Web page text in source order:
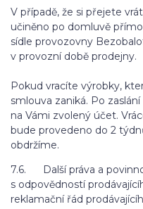
V případě, že si přejete
učiněno po domluvě
sídle provozovny
v provozní době prodejny.
Pokud vracíte výrobky,
smlouva zaniká. Po
na Vámi zvolený účet.
bude provedeno do 2
obdržíme.
7.6. Další práva a
s odpovědností
reklamační řád